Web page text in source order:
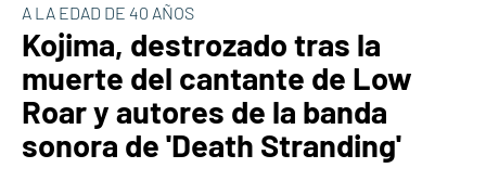
A LA EDAD DE 40 AÑOS
Kojima, destrozado tras la
muerte del cantante de Low
Roar y autores de la banda
sonora de 'Death Stranding'